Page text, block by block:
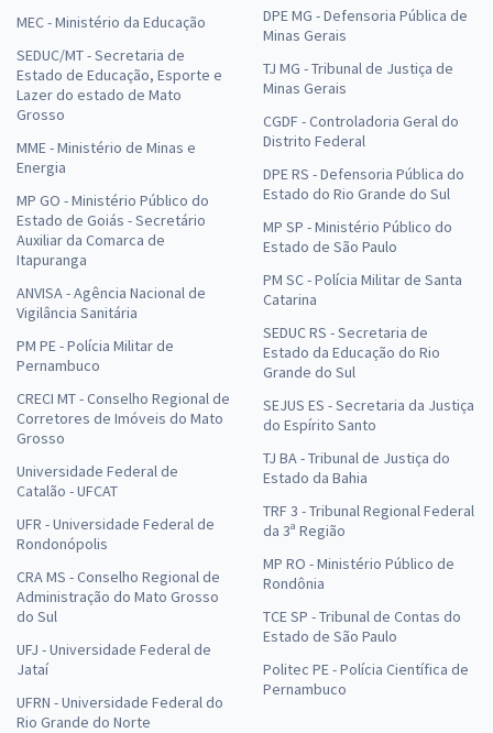
MEC - Ministério da Educação
SEDUC/MT - Secretaria de
Estado de Educação, Esporte e
Lazer do estado de Mato
Grosso
MME - Ministério de Minas e
Energia
MP GO - Ministério Público do
Estado de Goiás - Secretário
Auxiliar da Comarca de
Itapuranga
ANVISA - Agência Nacional de
Vigilância Sanitária
PM PE - Polícia Militar de
Pernambuco
CRECI MT - Conselho Regional de
Corretores de Imóveis do Mato
Grosso
Universidade Federal de
Catalão - UFCAT
UFR - Universidade Federal de
Rondonópolis
CRA MS - Conselho Regional de
Administração do Mato Grosso
do Sul
UFJ - Universidade Federal de
Jataí
UFRN - Universidade Federal do
Rio Grande do Norte
DPE MG - Defensoria Pública de
Minas Gerais
TJ MG - Tribunal de Justiça de
Minas Gerais
CGDF - Controladoria Geral do
Distrito Federal
DPE RS - Defensoria Pública do
Estado do Rio Grande do Sul
MP SP - Ministério Público do
Estado de São Paulo
PM SC - Polícia Militar de Santa
Catarina
SEDUC RS - Secretaria de
Estado da Educação do Rio
Grande do Sul
SEJUS ES - Secretaria da Justiça
do Espírito Santo
TJ BA - Tribunal de Justiça do
Estado da Bahia
TRF 3 - Tribunal Regional Federal
da 3ª Região
MP RO - Ministério Público de
Rondônia
TCE SP - Tribunal de Contas do
Estado de São Paulo
Politec PE - Polícia Científica de
Pernambuco